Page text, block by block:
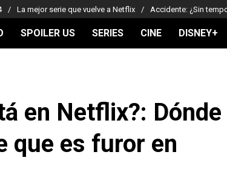
La mejor serie que vuelve a Netflix Accidente: ¿Sin
SPOILER US SERIES CINE DISNEY+
en Netflix?: Dónde
que es furor en